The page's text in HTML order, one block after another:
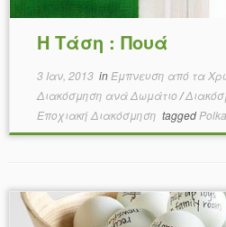
Η Τάση : Πουά
3 Ιαν, 2013in Έμπνευση από τα
Διακόσμηση ανά Δωμάτιο /
Εποχιακή Διακόσμηση tagged